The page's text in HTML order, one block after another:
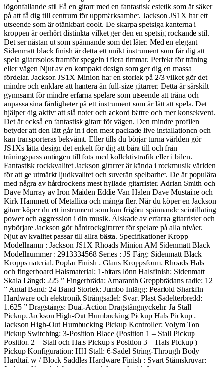
iögonfallande stil Få en gitarr med en fantastisk estetik som är säker
på att få dig till centrum för uppmärksamhet. Jackson JS1X har ett
utseende som är otänkbart coolt. De skarpa spetsiga kanterna i
kroppen är oerhört distinkta vilket ger den en spetsig rockande stil.
Det ser nästan ut som spännande som det låter. Med en elegant
Sidenmatt black finish är detta ett unikt instrument som får dig att
spela gitarrsolos framför spegeln i flera timmar. Perfekt för träning
eller vägen Njut av en kompakt design som ger dig en massa
fördelar. Jackson JS1X Minion har en storlek på 2/3 vilket gör det
mindre och enklare att hantera än full-size gitarrer. Detta är särskilt
gynnsamt för mindre erfarna spelare som utseende att träna och
anpassa sina färdigheter på ett instrument som är lätt att spela. Det
hjälper dig aktivt att slå noter och ackord bättre och mer konsekvent.
Det är också en fantastisk gitarr för vägen. Den mindre profilen
betyder att den lätt går in i den mest packade live installationen och
kan transporteras bekvämt. Eller tills du börjar turna världen gör
JS1Xs lätta design det enkelt för dig att bära till och från
träningspass antingen till fots med kollektivtrafik eller i bilen.
Fantastisk rockkvalitet Jackson gitarrer är kända i rockmusik världen
för att ge utmärkt ljudkvalitet och suverän spelbarhet. De är populära
med några av hårdrockens mest hyllade gitarrister. Adrian Smith och
Dave Murray av Iron Maiden Eddie Van Halen Dave Mustaine och
Kirk Hammett of Metallica och många fler. När du köper en Jackson
gitarr köper du ett instrument som kan frigöra spännande scintillating
power och aggression i din musik. Älskade av erfarna gitarrister och
nybörjare Jackson gör hårdrockgitarrer för spelare på alla nivåer.
Njut av kvalitet passar till allra bästa. Specifikationer Kropp
Modellnamn : Jackson JS1X Rhoads Minion AM Sidenmatt Black
Modellnummer : 2913334568 Series : JS Färg: Sidenmatt Black
Kroppsmaterial: Poplar Finish : Glans Kroppsform: Rhoads Hals
och fingerboard Halsmaterial: 1-bitars lönn Halsfinish: Sidenmatt
Skala Längd: 225 ” Fingerbräda: Amaranth Greppbrädans radie: 12
” Antal Band: 24 Band Storlek: Jumbo Inlägg: Pearloid Sharkfin
Hardware och elektronik Strängsadel: Svart Plast Sadelterbredd:
1.625 ” Dragstångs: Dual-Action Dragstångnyckeln: Ja Stall
Pickup: Jackson High-Out Humbucking Pickup Hals Pickup :
Jackson High-Out Humbucking Pickup Kontroller: Volym Ton
Pickup Switching: 3-Position Blade (Position 1 – Stall Pickup
Position 2 – Stall och Hals Pickup s Position 3 – Hals Pickup )
Pickup Konfiguration: HH Stall: 6-Sadel String-Through Body
Hardtail w / Block Saddles Hardware Finish : Svart Stämskruvar: